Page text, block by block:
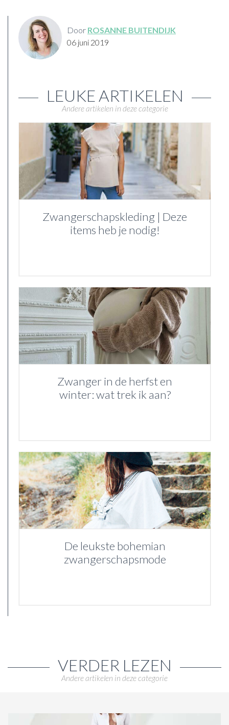
Door ROSANNE BUITENDIJK
06 juni 2019
LEUKE ARTIKELEN
Andere artikelen in deze categorie
Zwangerschapskleding | Deze
items heb je nodig!
Zwanger in de herfst en
winter: wat trek ik aan?
De leukste bohemian
zwangerschapsmode
VERDER LEZEN
Andere artikelen in deze categorie